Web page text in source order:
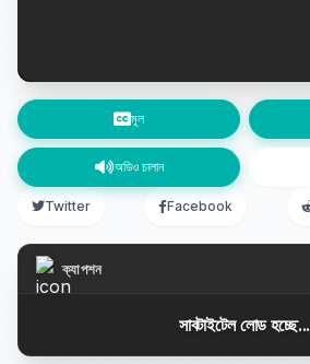
মূল
অডিও চালান
Twitter Facebook
ক্যাপশন
সাবটাইটেল লোড হচ্ছে...